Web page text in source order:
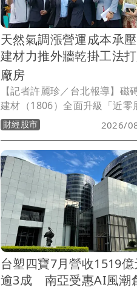
天然氣調漲營運成本承
建材力推外牆乾掛工法
廠房
【記者許麗珍／台北報導】磁
建材（1806）全面升級「近零
館」正式開館，總經理林祐字
業用天然氣價格調漲後，估計
本增加約百萬元，已成為營運
力之一，公司因此增加機能型
產品比重，籍產品差異化改善
其中成大實驗室測試的科技節
室溫6度，是最佳外牆乾化和
料，針對科技廠多數偏好綠建
至科技公司辦公建物及科技廠
財經股市 2026/
台塑四寶7月營收1519
逾3成 南亞受惠AI風潮